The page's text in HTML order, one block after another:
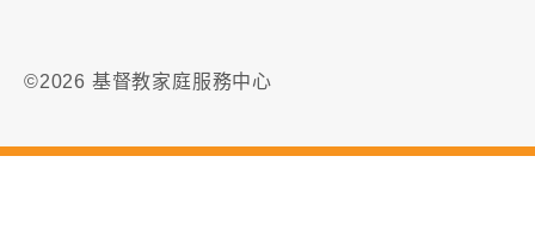
©2026 基督教家庭服務中心